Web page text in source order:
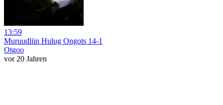
13:59
Muruudliin Hulug Ongots 14-1
Otgoo
vor 20 Jahren